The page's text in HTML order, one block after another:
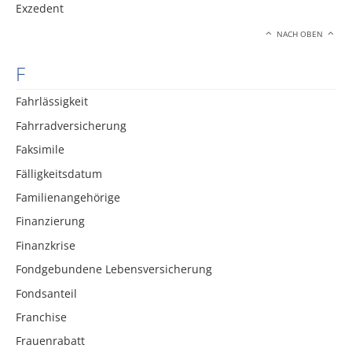
Exzedent
NACH OBEN
F
Fahrlässigkeit
Fahrradversicherung
Faksimile
Fälligkeitsdatum
Familienangehörige
Finanzierung
Finanzkrise
Fondgebundene Lebensversicherung
Fondsanteil
Franchise
Frauenrabatt